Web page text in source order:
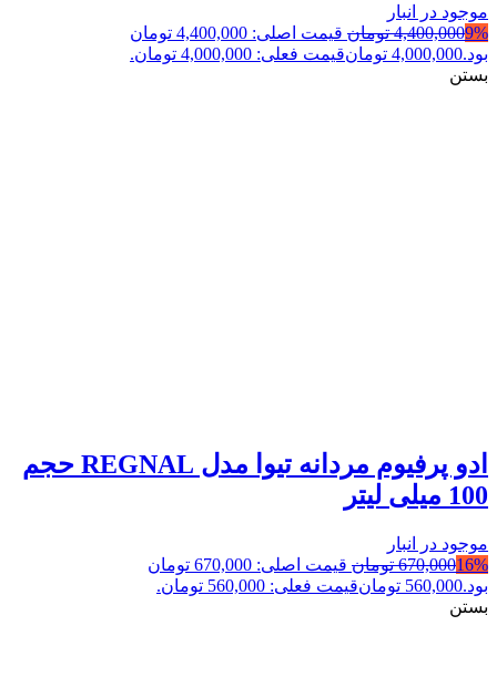
موجود در انبار
9%
4,400,000 تومان
قیمت اصلی: 4,400,000 تومان
بود.4,000,000 تومانقیمت فعلی: 4,000,000 تومان.
بستن
ادو پرفیوم مردانه تیوا مدل REGNAL حجم
100 میلی لیتر
موجود در انبار
16%
670,000 تومان
قیمت اصلی: 670,000 تومان
بود.560,000 تومانقیمت فعلی: 560,000 تومان.
بستن